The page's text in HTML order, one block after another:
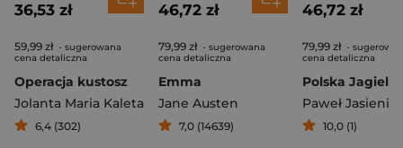
36,53 zł
59,99 zł - sugerowana
cena detaliczna
Operacja kustosz
Jolanta Maria Kaleta
6,4 (302)
46,72 zł
79,99 zł - sugerowana
cena detaliczna
Emma
Jane Austen
7,0 (14639)
46,72 zł
79,99 zł -
cena detaliczna
Polska
Paweł Jasienica
10,0 (1)